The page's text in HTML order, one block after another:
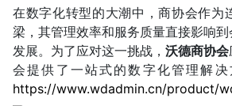
在数字化转型的大潮中，商协会作为
梁，其管理效率和服务质量直接影响
发展。为了应对这一挑战， 沃德商协会
会提供了一站式的数字化管理解决
https://www.wdadmin.cn/product/